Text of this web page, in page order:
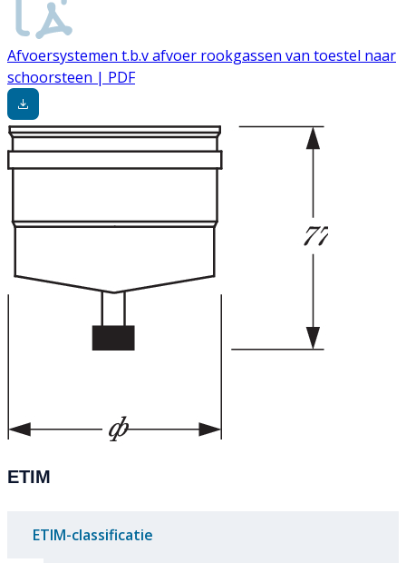
Afvoersystemen t.b.v afvoer rookgassen van toestel naar
schoorsteen | PDF
ETIM
ETIM-classificatie